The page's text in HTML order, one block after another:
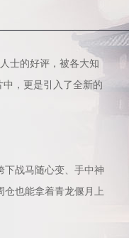
士的好评，被各大知
，更是引入了全新的
战马随心变、手中神
仓也能拿着青龙偃月上